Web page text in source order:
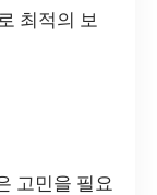
최적의 보
고민을 필요